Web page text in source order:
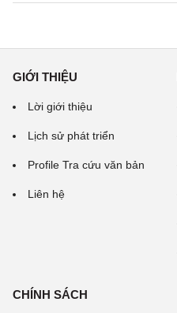
GIỚI THIỆU
Lời giới thiệu
Lịch sử phát triển
Profile Tra cứu văn bản
Liên hệ
CHÍNH SÁCH